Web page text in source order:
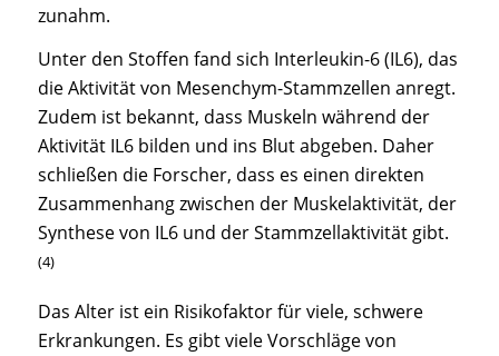
zunahm.
Unter den Stoffen fand sich Interleukin-6 (IL6), das
die Aktivität von Mesenchym-Stammzellen anregt.
Zudem ist bekannt, dass Muskeln während der
Aktivität IL6 bilden und ins Blut abgeben. Daher
schließen die Forscher, dass es einen direkten
Zusammenhang zwischen der Muskelaktivität, der
Synthese von IL6 und der Stammzellaktivität gibt.
(4)
Das Alter ist ein Risikofaktor für viele, schwere
Erkrankungen. Es gibt viele Vorschläge von